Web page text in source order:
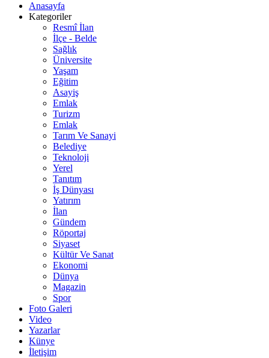
Anasayfa
Kategoriler
Resmî İlan
İlçe - Belde
Sağlık
Üniversite
Yaşam
Eğitim
Asayiş
Emlak
Turizm
Emlak
Tarım Ve Sanayi
Belediye
Teknoloji
Yerel
Tanıtım
İş Dünyası
Yatırım
İlan
Gündem
Röportaj
Siyaset
Kültür Ve Sanat
Ekonomi
Dünya
Magazin
Spor
Foto Galeri
Video
Yazarlar
Künye
İletişim